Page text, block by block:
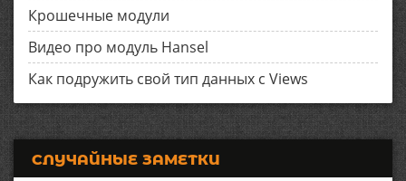
Крошечные модули
Видео про модуль Hansel
Как подружить свой тип данных с Views
СЛУЧАЙНЫЕ ЗАМЕТКИ